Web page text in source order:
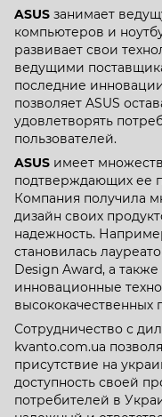
ASUS занимает
компьютеров и
развивает свои
ведущими
последние
позволяет ASUS
удовлетворять
пользователей.
ASUS имеет
подтверждающих ее
Компания получила
дизайн своих
надежность.
становилась
Design Award, а
инновационные
высококачественных
Сотрудничество с
kvanto.com.ua
присутствие на
доступность своей
потребителей в